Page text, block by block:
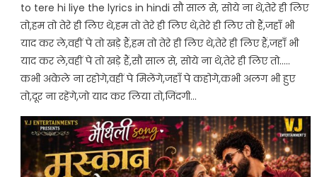
to tere hi liye the lyrics in hindi सौ साल से, सोये ना थे,तेरे ही लिए
तो,हम तो तेरे ही लिए थे,हम तो तेरे ही लिए थे,तेरे ही लिए तो हैं,जहाँ भी
याद कर ले,वहीं पे तो खड़े हैं,हम तो तेरे ही लिए थे,तेरे ही लिए हैं,जहाँ भी
याद कर ले,वहीं पे तो खड़े हैं,सौ साल से, सोये ना थे,तेरे ही लिए तो…..
कभी अकेले ना रहोगे,वहीं पे मिलेंगे,जहाँ पे कहोगे,कभी अलग भी हुए
तो,दूर ना रहेंगे,जो याद कर लिया तो,जिंदगी…